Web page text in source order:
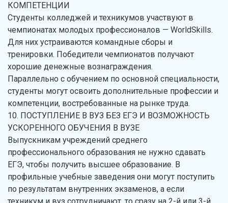
КОМПЕТЕНЦИИ
Студенты колледжей и техникумов участвуют в
чемпионатах молодых профессионалов — WorldSkills.
Для них устраиваются командные сборы и
тренировки. Победители чемпионатов получают
хорошие денежные вознаграждения.
Параллельно с обучением по основной специальности,
студенты могут освоить дополнительные профессии и
компетенции, востребованные на рынке труда.
10. ПОСТУПЛЕНИЕ В ВУЗ БЕЗ ЕГЭ И ВОЗМОЖНОСТЬ
УСКОРЕННОГО ОБУЧЕНИЯ В ВУЗЕ
Выпускникам учреждений среднего
профессионального образования не нужно сдавать
ЕГЭ, чтобы получить высшее образование. В
профильные учебные заведения они могут поступить
по результатам внутренних экзаменов, а если